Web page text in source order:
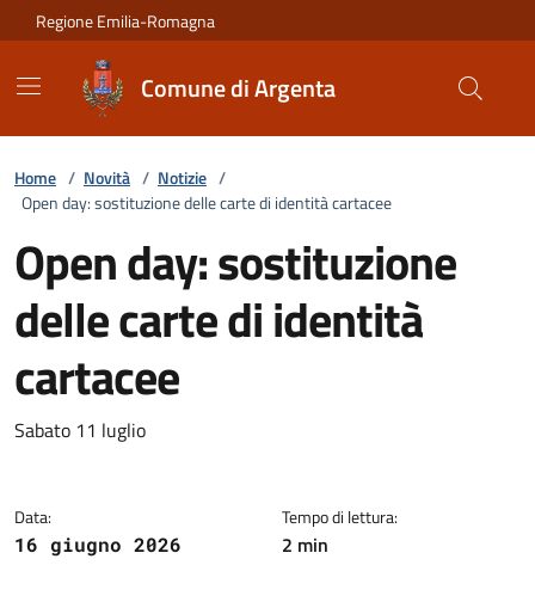
Vai ai contenuti
Vai al footer
Regione Emilia-Romagna
Comune di Argenta
Home / Novità / Notizie /
Open day: sostituzione delle carte di identità cartacee
Open day: sostituzione
delle carte di identità
cartacee
Dettagli della notizia
Sabato 11 luglio
Data:
16 giugno 2026
Tempo di lettura:
2 min